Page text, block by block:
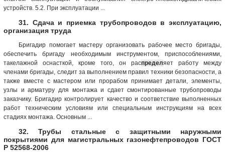
устройств. 5.2. При эксплуатации ...
31. Сдача и приемка трубопроводов в эксплуатацию,
организация труда
Бригадир помогает мастеру организовать рабочее место бригады,
обеспечить бригаду необходимым инструментом, приспособлениями,
такелажной оснасткой, кроме того, он распределяет работу между
членами бригады, следит за выполнением правил техники безопасности, а
также вместе с мастером или прорабом принимает детали, элементы,
узлы и арматуру для монтажа и сдает смонтированные трубопроводы
заказчику. Бригадир контролирует качество и соответствие выполненных
работ техническим условиям или специальным инструкциям на всех
стадиях монтажа. Основным ...
32. Трубы стальные с защитными наружными
покрытиями для магистральных газонефтепроводов ГОСТ
Р 52568-2006